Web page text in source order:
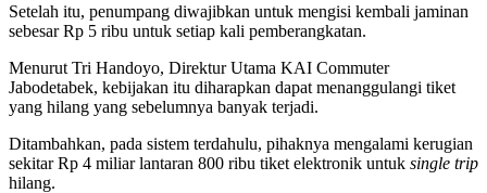
Setelah itu, penumpang diwajibkan untuk mengisi kembali jaminan
sebesar Rp 5 ribu untuk setiap kali pemberangkatan.
Menurut Tri Handoyo, Direktur Utama KAI Commuter
Jabodetabek, kebijakan itu diharapkan dapat menanggulangi tiket
yang hilang yang sebelumnya banyak terjadi.
Ditambahkan, pada sistem terdahulu, pihaknya mengalami kerugian
sekitar Rp 4 miliar lantaran 800 ribu tiket elektronik untuk single trip
hilang.